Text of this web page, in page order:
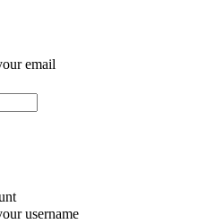
email
username